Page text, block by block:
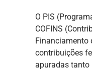
O PIS
COFINS
Financiamento
contribuições
apuradas tanto